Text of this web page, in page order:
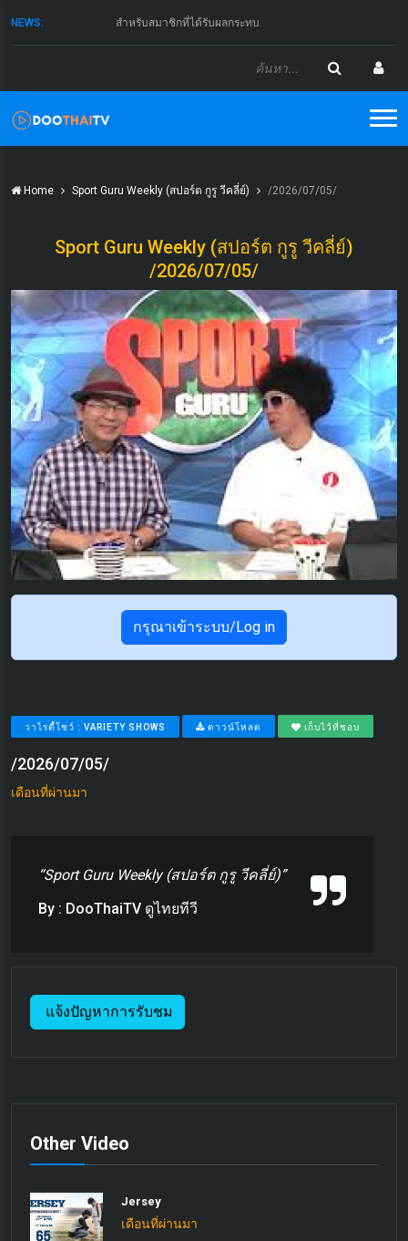
NEWS: สำหรับสมาชิกที่ได้รับผลกระทบ
Home Sport Guru Weekly (สปอร์ต กูรู วีคลี่ย์) /2026/07/05/
Sport Guru Weekly (สปอร์ต กูรู วีคลี่ย์)
/2026/07/05/
กรุณาเข้าระบบ/Log in
วาไรตี้โชว์ : VARIETY SHOWS ดาวน์โหลด เก็บไว้ที่ชอบ
/2026/07/05/
เดือนที่ผ่านมา
“Sport Guru Weekly (สปอร์ต กูรู วีคลี่ย์)”
By : DooThaiTV ดูไทยทีวี
แจ้งปัญหาการรับชม
Other Video
Jersey
เดือนที่ผ่านมา